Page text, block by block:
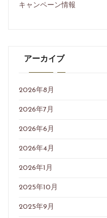
キャンペーン情報
アーカイブ
2026年8月
2026年7月
2026年6月
2026年4月
2026年1月
2025年10月
2025年9月